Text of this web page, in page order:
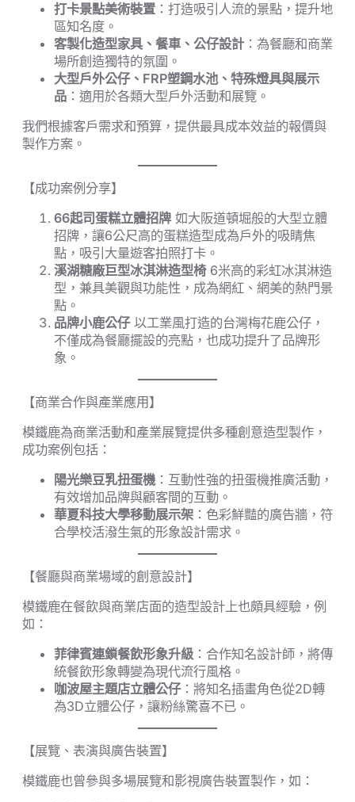
打卡景點美術裝置 ：打造吸引人流的景點，提升地
區知名度。
客製化造型家具、餐車、公仔設計：為餐廳和商業
場所創造獨特的氛圍。
大型戶外公仔、FRP塑鋼水池、特殊燈具與展示
品 ：適用於各類大型戶外活動和展覽。
我們根據客戶需求和預算，提供最具成本效益的報價與
製作方案。
【成功案例分享】
66起司蛋糕立體招牌如大阪道頓堀般的大型立體
招牌，讓6公尺高的蛋糕造型成為戶外的吸睛焦
點，吸引大量遊客拍照打卡。
溪湖糖廠巨型冰淇淋造型椅6米高的彩虹冰淇淋造
型，兼具美觀與功能性，成為網紅、網美的熱門景
點。
品牌小鹿公仔以工業風打造的台灣梅花鹿公仔，
不僅成為餐廳擺設的亮點，也成功提升了品牌形
象。
【商業合作與產業應用】
模鐵鹿為商業活動和產業展覽提供多種創意造型製作，
成功案例包括：
陽光樂豆乳扭蛋機：互動性強的扭蛋機推廣活動，
有效增加品牌與顧客間的互動。
華夏科技大學移動展示架 ：色彩鮮豔的廣告牆，符
合學校活潑生氣的形象設計需求。
【餐廳與商業場域的創意設計】
模鐵鹿在餐飲與商業店面的造型設計上也頗具經驗，例
如：
菲律賓連鎖餐飲形象升級 ：合作知名設計師，將傳
統餐飲形象轉變為現代流行風格。
咖波屋主題店立體公仔：將知名插畫角色從2D轉
為3D立體公仔，讓粉絲驚喜不已。
【展覽、表演與廣告裝置】
模鐵鹿也曾參與多場展覽和影視廣告裝置製作，如：